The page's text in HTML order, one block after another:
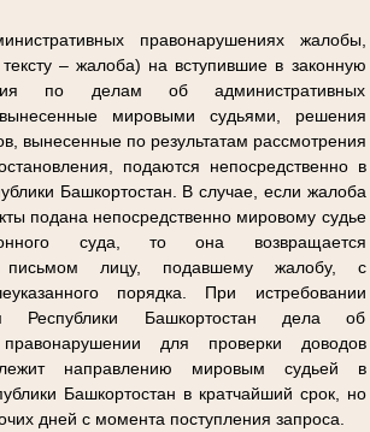
правонарушениях жалобы,
– жалоба) на вступившие в законную
по делам об административных
мировыми судьями, решения
вынесенные по результатам рассмотрения
подаются непосредственно в
Башкортостан. В случае, если жалоба
подана непосредственно мировому судье
суда, то она возвращается
письмом лицу, подавшему жалобу, с
порядка. При истребовании
Республики Башкортостан дела об
правонарушении для проверки доводов
направлению мировым судьей в
Башкортостан в кратчайший срок, но
дней с момента поступления запроса.